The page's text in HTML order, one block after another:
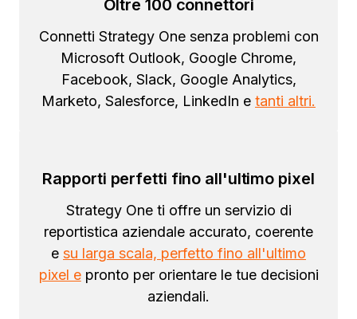
Oltre 100 connettori
Connetti Strategy One senza problemi con
Microsoft Outlook, Google Chrome,
Facebook, Slack, Google Analytics,
Marketo, Salesforce, LinkedIn e tanti altri.
Rapporti perfetti fino all'ultimo pixel
Strategy One ti offre un servizio di
reportistica aziendale accurato, coerente
e su larga scala, perfetto fino all'ultimo
pixel epronto per orientare le tue decisioni
aziendali.